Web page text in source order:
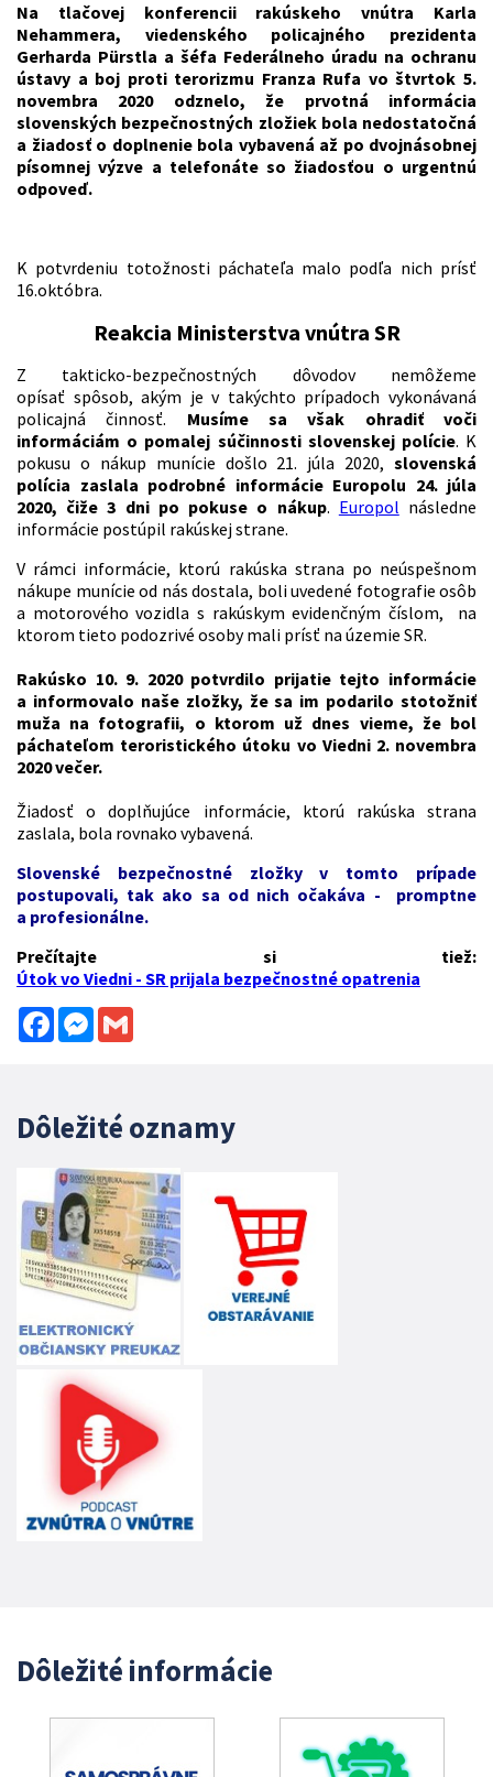
Na tlačovej konferencii rakúskeho vnútra Karla
Nehammera, viedenského policajného prezidenta
Gerharda Pürstla a šéfa Federálneho úradu na ochranu
ústavy a boj proti terorizmu Franza Rufa vo štvrtok 5.
novembra 2020 odznelo, že prvotná informácia
slovenských bezpečnostných zložiek bola nedostatočná
a žiadosť o doplnenie bola vybavená až po dvojnásobnej
písomnej výzve a telefonáte so žiadosťou o urgentnú
odpoveď.
K potvrdeniu totožnosti páchateľa malo podľa nich prísť
16.októbra.
Reakcia Ministerstva vnútra SR
Z takticko-bezpečnostných dôvodov nemôžeme
opísať spôsob, akým je v takýchto prípadoch vykonávaná
policajná činnosť. Musíme sa však ohradiť voči
informáciám o pomalej súčinnosti slovenskej polície. K
pokusu o nákup munície došlo 21. júla 2020, slovenská
polícia zaslala podrobné informácie Europolu 24. júla
2020, čiže 3 dni po pokuse o nákup. Europol následne
informácie postúpil rakúskej strane.
V rámci informácie, ktorú rakúska strana po neúspešnom
nákupe munície od nás dostala, boli uvedené fotografie osôb
a motorového vozidla s rakúskym evidenčným číslom, na
ktorom tieto podozrivé osoby mali prísť na územie SR.
Rakúsko 10. 9. 2020 potvrdilo prijatie tejto informácie
a informovalo naše zložky, že sa im podarilo stotožniť
muža na fotografii, o ktorom už dnes vieme, že bol
páchateľom teroristického útoku vo Viedni 2. novembra
2020 večer.
Žiadosť o doplňujúce informácie, ktorú rakúska strana
zaslala, bola rovnako vybavená.
Slovenské bezpečnostné zložky v tomto prípade
postupovali, tak ako sa od nich očakáva - promptne
a profesionálne.
Prečítajte si tiež:
Útok vo Viedni - SR prijala bezpečnostné opatrenia
FacebookMessenger
Dôležité oznamy
Dôležité informácie